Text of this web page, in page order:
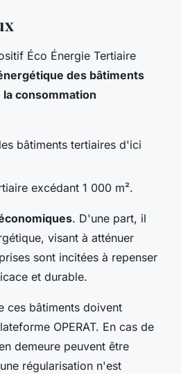
Éco Énergie Tertiaire
des bâtiments
consommation
bâtiments tertiaires d'ici
excédant 1 000 m².
. D'une part, il
visant à atténuer
sont incitées à repenser
et durable.
ces bâtiments doivent
OPERAT. En cas de
demeure peuvent être
régularisation n'est